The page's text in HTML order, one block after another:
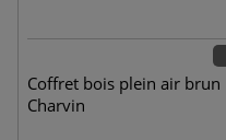
Coffret bois plein air brun
Charvin